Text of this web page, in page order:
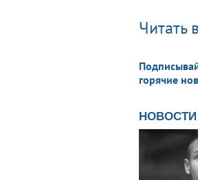
Читать
горячие